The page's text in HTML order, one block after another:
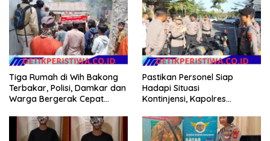
Tiga Rumah di Wih Bakong
Terbakar, Polisi, Damkar dan
Warga Bergerak Cepat
Pastikan Personel Siap
Hadapi Situasi
Kontinjensi, Kapolres
Almatsus dan Simulasi Taktis
Dalmas